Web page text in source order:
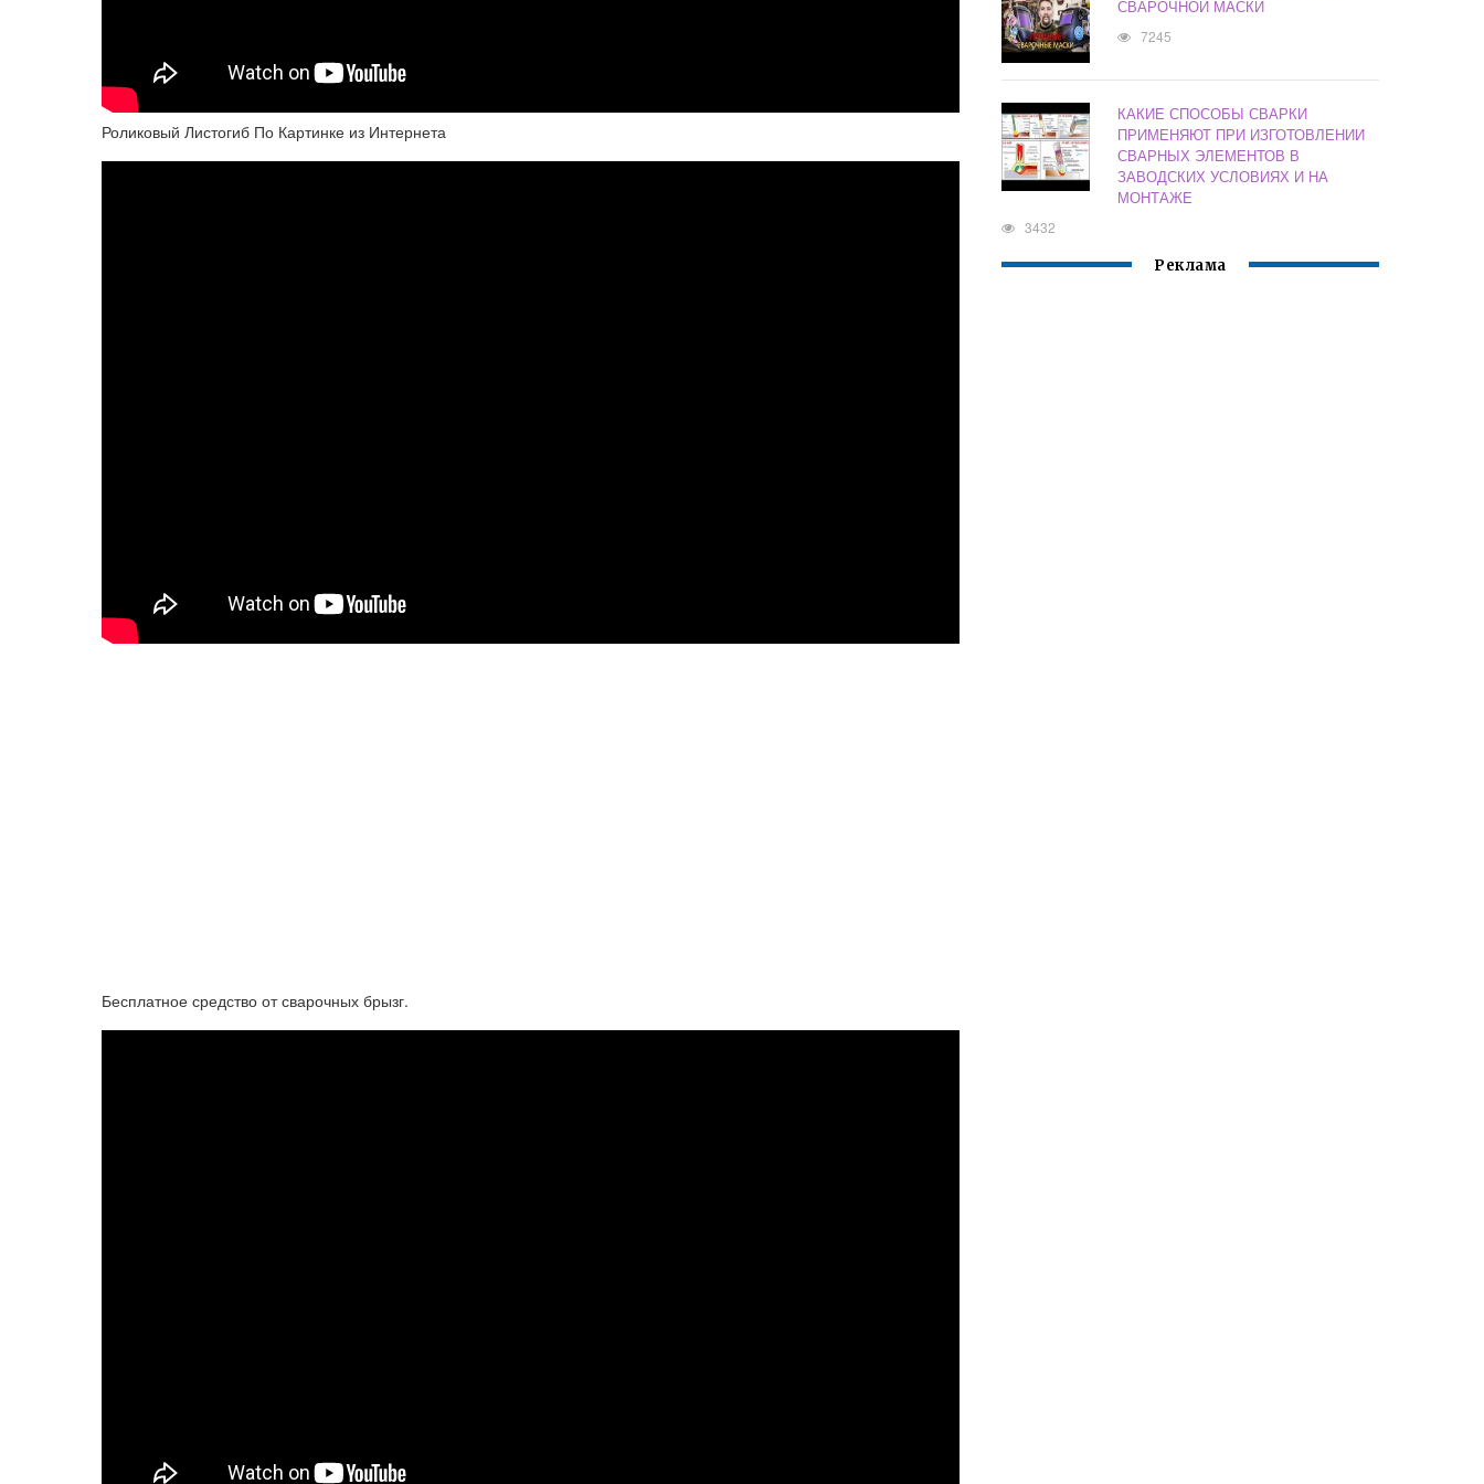
Роликовый Листогиб По Картинке из Интернета
Бесплатное средство от сварочных брызг.
СВАРОЧНОЙ МАСКИ
7245
КАКИЕ СПОСОБЫ СВАРКИ
ПРИМЕНЯЮТ ПРИ ИЗГОТОВЛЕНИИ
СВАРНЫХ ЭЛЕМЕНТОВ В
ЗАВОДСКИХ УСЛОВИЯХ И НА
МОНТАЖЕ
3432
Реклама